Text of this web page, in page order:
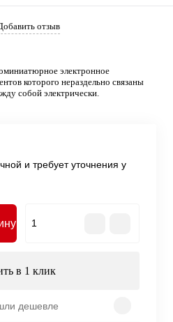
отзыв
электронное
которого нераздельно связаны
собой электрически.
и требует уточнения у
в 1 клик
дешевле